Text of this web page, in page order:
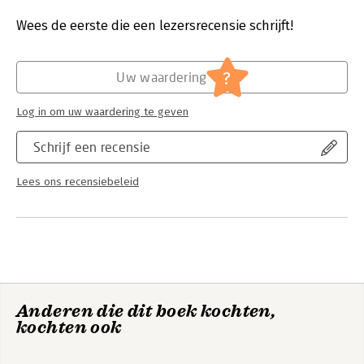
Verschijningsdatum:
22-9-2025
Ruimtelijk bestuursrecht - Bouwbesluit,
Omgevingsrecht
Serie:
Wees de eerste die een lezersrecensie schrijft!
Schrijf een recensie
Lees ons recensiebeleid
Uw waardering ?
Log in om uw waardering te geven
Anderen die dit boek kochten,
kochten ook